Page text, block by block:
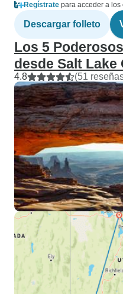
Regístrate para acceder a los
Descargar folleto
Los 5
desde Salt Lake
4.8 (51